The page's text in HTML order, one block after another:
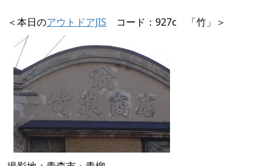
＜本日のアウトドアJIS コード：927c 「竹」＞